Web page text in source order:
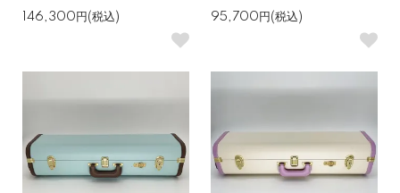
146,300円(税込)
95,700円(税込)